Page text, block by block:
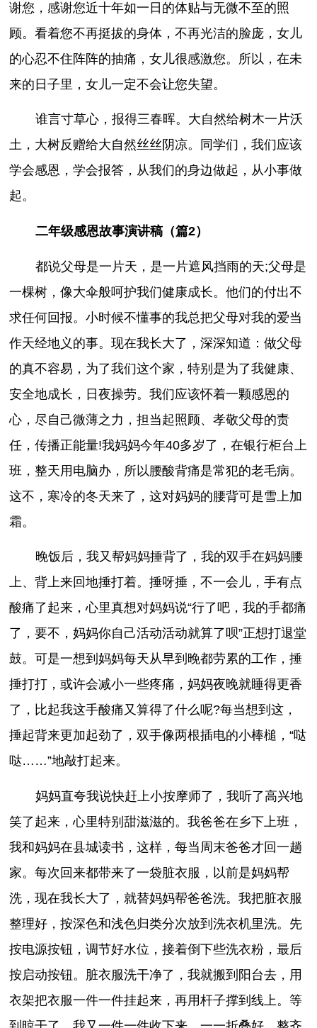
谢您，感谢您近十年如一日的体贴与无微不至的照
顾。看着您不再挺拔的身体，不再光洁的脸庞，女儿
的心忍不住阵阵的抽痛，女儿很感激您。所以，在未
来的日子里，女儿一定不会让您失望。
谁言寸草心，报得三春晖。大自然给树木一片沃
土，大树反赠给大自然丝丝阴凉。同学们，我们应该
学会感恩，学会报答，从我们的身边做起，从小事做
起。
二年级感恩故事演讲稿（篇2）
都说父母是一片天，是一片遮风挡雨的天;父母是
一棵树，像大伞般呵护我们健康成长。他们的付出不
求任何回报。小时候不懂事的我总把父母对我的爱当
作天经地义的事。现在我长大了，深深知道：做父母
的真不容易，为了我们这个家，特别是为了我健康、
安全地成长，日夜操劳。我们应该怀着一颗感恩的
心，尽自己微薄之力，担当起照顾、孝敬父母的责
任，传播正能量!我妈妈今年40多岁了，在银行柜台上
班，整天用电脑办，所以腰酸背痛是常犯的老毛病。
这不，寒冷的冬天来了，这对妈妈的腰背可是雪上加
霜。
晚饭后，我又帮妈妈捶背了，我的双手在妈妈腰
上、背上来回地捶打着。捶呀捶，不一会儿，手有点
酸痛了起来，心里真想对妈妈说“行了吧，我的手都痛
了，要不，妈妈你自己活动活动就算了呗”正想打退堂
鼓。可是一想到妈妈每天从早到晚都劳累的工作，捶
捶打打，或许会减小一些疼痛，妈妈夜晚就睡得更香
了，比起我这手酸痛又算得了什么呢?每当想到这，
捶起背来更加起劲了，双手像两根插电的小棒槌，“哒
哒……”地敲打起来。
妈妈直夸我说快赶上小按摩师了，我听了高兴地
笑了起来，心里特别甜滋滋的。我爸爸在乡下上班，
我和妈妈在县城读书，这样，每当周末爸爸才回一趟
家。每次回来都带来了一袋脏衣服，以前是妈妈帮
洗，现在我长大了，就替妈妈帮爸爸洗。我把脏衣服
整理好，按深色和浅色归类分次放到洗衣机里洗。先
按电源按钮，调节好水位，接着倒下些洗衣粉，最后
按启动按钮。脏衣服洗干净了，我就搬到阳台去，用
衣架把衣服一件一件挂起来，再用杆子撑到线上。等